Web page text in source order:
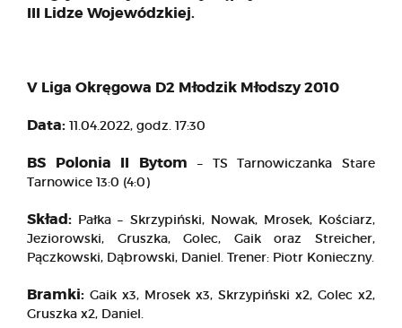
III Lidze Wojewódzkiej.
V Liga Okręgowa D2 Młodzik Młodszy 2010
Data: 11.04.2022, godz. 17:30
BS Polonia II Bytom – TS Tarnowiczanka Stare
Tarnowice 13:0 (4:0)
Skład: Pałka – Skrzypiński, Nowak, Mrosek, Kościarz,
Jeziorowski, Gruszka, Golec, Gaik oraz Streicher,
Pączkowski, Dąbrowski, Daniel. Trener: Piotr Konieczny.
Bramki: Gaik x3, Mrosek x3, Skrzypiński x2, Golec x2,
Gruszka x2, Daniel.